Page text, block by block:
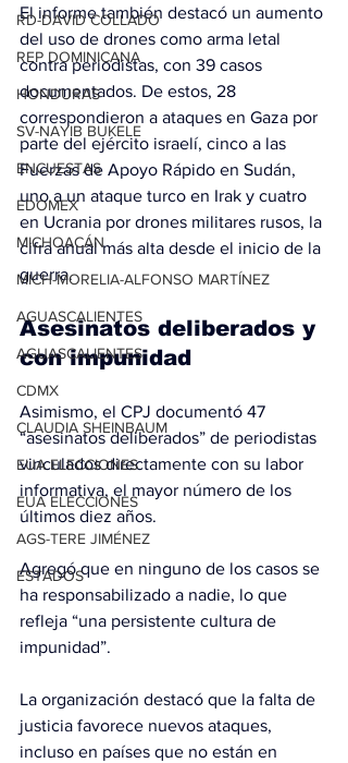
RD-DAVID COLLADO
REP DOMINICANA
HONDURAS
SV-NAYIB BUKELE
ENCUESTAS
EDOMEX
MICHOACÁN
MICH-MORELIA-ALFONSO MARTÍNEZ
AGUASCALIENTES
AGUASCALIENTES
CDMX
CLAUDIA SHEINBAUM
EUA ELECCIONES
EUA ELECCIONES
AGS-TERE JIMÉNEZ
ESTADOS
El informe también destacó un aumento
del uso de drones como arma letal
contra periodistas, con 39 casos
documentados. De estos, 28
correspondieron a ataques en Gaza por
parte del ejército israelí, cinco a las
Fuerzas de Apoyo Rápido en Sudán,
uno a un ataque turco en Irak y cuatro
en Ucrania por drones militares rusos, la
cifra anual más alta desde el inicio de la
guerra.
Asesinatos deliberados y
con impunidad
Asimismo, el CPJ documentó 47
“asesinatos deliberados” de periodistas
vinculados directamente con su labor
informativa, el mayor número de los
últimos diez años.
Agregó que en ninguno de los casos se
ha responsabilizado a nadie, lo que
refleja “una persistente cultura de
impunidad”.
La organización destacó que la falta de
justicia favorece nuevos ataques,
incluso en países que no están en